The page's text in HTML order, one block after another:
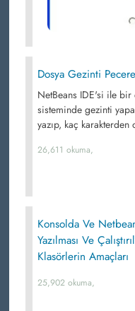
Dosya Gezinti
NetBeans IDE'si ile
sisteminde gezinti
yazıp, kaç
26,611 okuma,
Konsolda Ve
Yazılması Ve
Klasörlerin Amaçları
25,902 okuma,